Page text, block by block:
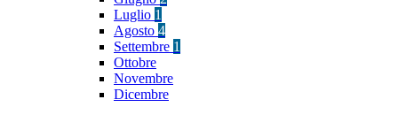
Luglio 1
Agosto 4
Settembre 1
Ottobre
Novembre
Dicembre